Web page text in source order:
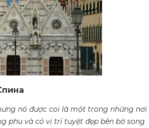
nó được coi là một trong những nơi
phu và có vị trí tuyệt đẹp bên bờ song